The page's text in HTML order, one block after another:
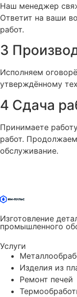
Наш менеджер
Ответит на ваши
работ.
3
Исполняем
утверждённому
4 Сдача
Принимаете
работ.
обслуживание.
Изготовление
промышленного
Услуги
Изделия из
Ремонт печей